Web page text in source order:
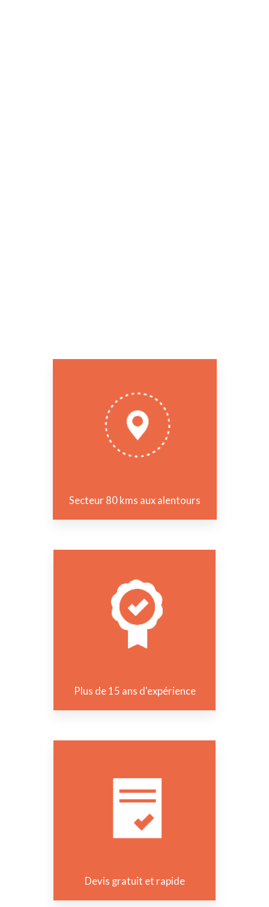
Secteur 80 kms aux alentours
Plus de 15 ans d'expérience
Devis gratuit et rapide